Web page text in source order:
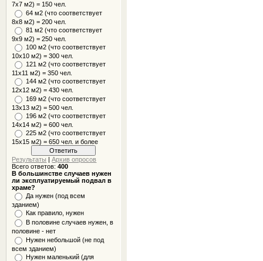
7x7 м2) = 150 чел.
64 м2 (что соответствует
8x8 м2) = 200 чел.
81 м2 (что соответствует
9х9 м2) = 250 чел.
100 м2 (что соответствует
10x10 м2) = 300 чел.
121 м2 (что соответствует
11х11 м2) = 350 чел.
144 м2 (что соответствует
12х12 м2) = 430 чел.
169 м2 (что соответствует
13х13 м2) = 500 чел.
196 м2 (что соответствует
14х14 м2) = 600 чел.
225 м2 (что соответствует
15х15 м2) = 650 чел. и более
Результаты |Архив опросов
Всего ответов:400
В большинстве случаев нужен
ли эксплуатируемый подвал в
храме?
Да нужен (под всем
зданием)
Как правило, нужен
В половине случаев нужен, в
половине - нет
Нужен небольшой (не под
всем зданием)
Нужен маленький (для